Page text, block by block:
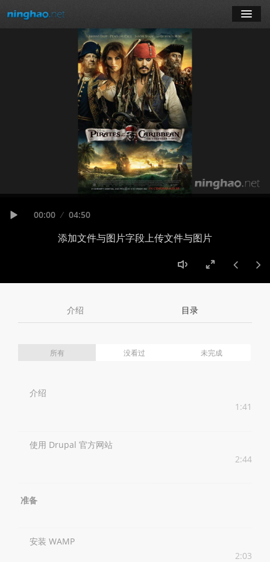
订阅课程
Current
00:00 Duration
04:50
添加文件与图片字段上传文件与图片
Volume
介绍 目录
所有 没看过 未完成
介绍
1:41
使用 Drupal 官方网站
2:44
准备
安装 WAMP
2:03